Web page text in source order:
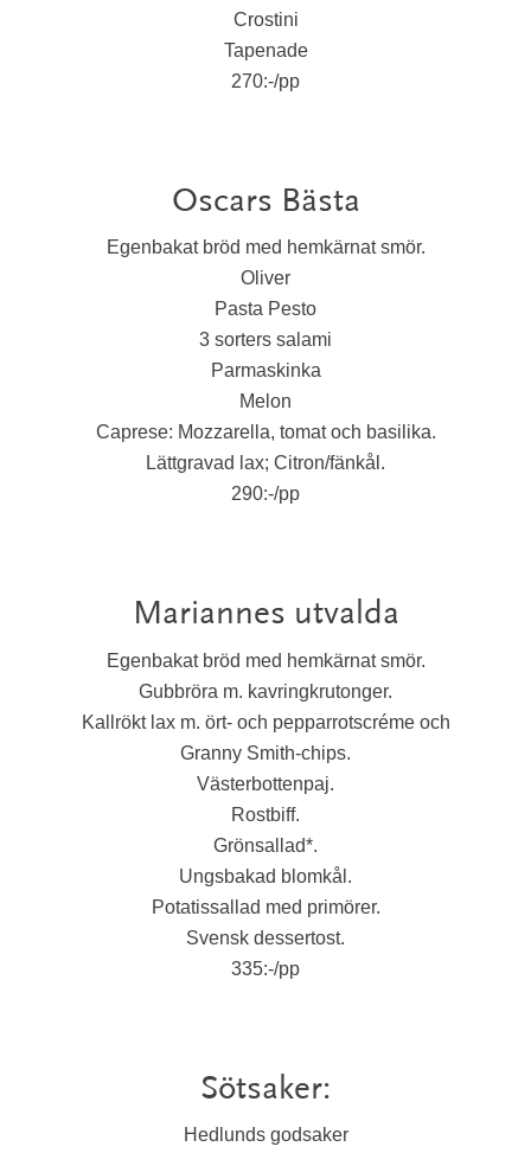
Crostini
Tapenade
270:-/pp
Oscars Bästa
Egenbakat bröd med hemkärnat smör.
Oliver
Pasta Pesto
3 sorters salami
Parmaskinka
Melon
Caprese: Mozzarella, tomat och basilika.
Lättgravad lax; Citron/fänkål.
290:-/pp
Mariannes utvalda
Egenbakat bröd med hemkärnat smör.
Gubbröra m. kavringkrutonger.
Kallrökt lax m. ört- och pepparrotscréme och
Granny Smith-chips.
Västerbottenpaj.
Rostbiff.
Grönsallad*.
Ungsbakad blomkål.
Potatissallad med primörer.
Svensk dessertost.
335:-/pp
Sötsaker:
Hedlunds godsaker